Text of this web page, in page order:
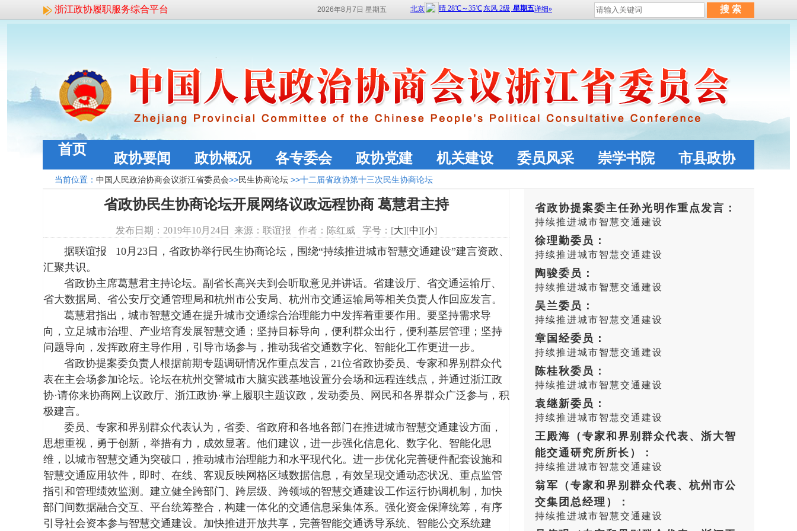
浙江政协履职服务综合平台 2026年8月7日 星期五
首页
政协要闻 政协概况 各专委会 政协党建 机关建设 委员风采 崇学书院 市县政协
当前位置： 中国人民政治协商会议浙江省委员会>>民生协商论坛 >>十二届省政协第十三次民生协商论坛
省政协民生协商论坛开展网络议政远程协商 葛慧君主持
发布日期：2019年10月24日 来源：联谊报 作者：陈红威 字号：[大][中][小]
据联谊报 10月 23 日，省政协举行民生协商论坛，围绕“持续推进城市智慧交通建设”建言资政、
汇聚共识。
省政协主席葛慧君主持论坛。副省长高兴夫到会听取意见并讲话。省建设厅、省交通运输厅、
省大数据局、省公安厅交通管理局和杭州市公安局、杭州市交通运输局等相关负责人作回应发言。
葛慧君指出，城市智慧交通在提升城市交通综合治理能力中发挥着重要作用。要坚持需求导
向，立足城市治理、产业培育发展智慧交通；坚持目标导向，便利群众出行，便利基层管理；坚持
问题导向，发挥政府主导作用，引导市场参与，推动我省交通数字化、智能化工作更进一步。
省政协提案委负责人根据前期专题调研情况作重点发言， 21位省政协委员、专家和界别群众代
表在主会场参加论坛。论坛在杭州交警城市大脑实践基地设置分会场和远程连线点，并通过浙江政
协·请你来协商网上议政厅、浙江政协·掌上履职主题议政，发动委员、网民和各界群众广泛参与，积
极建言。
委员、专家和界别群众代表认为，省委、省政府和各地各部门在推进城市智慧交通建设方面，
思想重视，勇于创新，举措有力，成效显著。他们建议，进一步强化信息化、数字化、智能化思
维，以城市智慧交通为突破口，推动城市治理能力和水平现代化。进一步优化完善硬件配套设施和
智慧交通应用软件，即时、在线、客观反映网格区域数据信息，有效呈现交通动态状况、重点监管
指引和管理绩效监测。建立健全跨部门、跨层级、跨领域的智慧交通建设工作运行协调机制，加快
部门间数据融合交互、平台统筹整合，构建一体化的交通信息采集体系。强化资金保障统筹，有序
引导社会资本参与智慧交通建设。加快推进开放共享，完善智能交通诱导系统、智能公交系统建
省政协提案委主任孙光明作重点发言：
持续推进城市智慧交通建设
徐理勤委员：
持续推进城市智慧交通建设
陶骏委员：
持续推进城市智慧交通建设
吴兰委员：
持续推进城市智慧交通建设
章国经委员：
持续推进城市智慧交通建设
陈桂秋委员：
持续推进城市智慧交通建设
袁继新委员：
持续推进城市智慧交通建设
王殿海（专家和界别群众代表、浙大智
能交通研究所所长）：
持续推进城市智慧交通建设
翁军（专家和界别群众代表、杭州市公
交集团总经理）：
持续推进城市智慧交通建设